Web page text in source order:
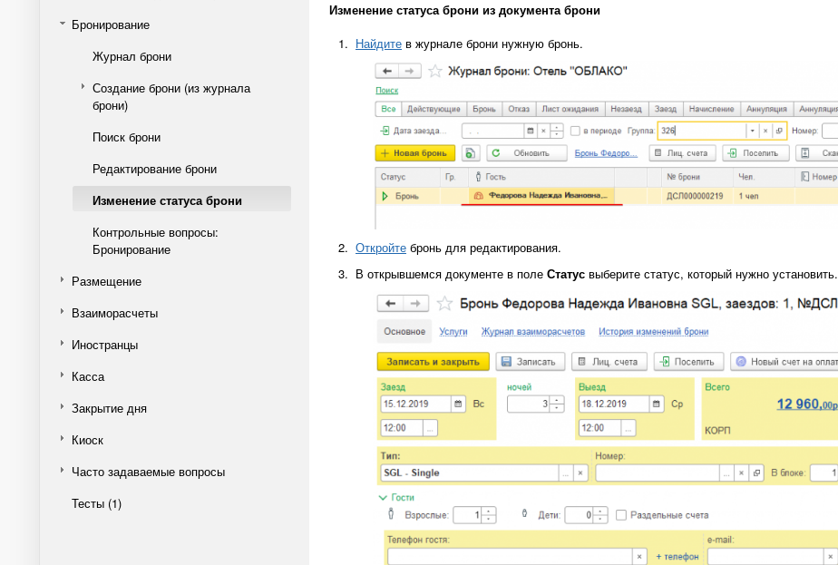
Бронирование
Журнал брони
Создание брони (из журнала
брони)
Поиск брони
Редактирование брони
Изменение статуса брони
Контрольные вопросы:
Бронирование
Размещение
Взаиморасчеты
Иностранцы
Касса
Закрытие дня
Киоск
Часто задаваемые вопросы
Тесты (1)
Изменение статуса брони из документа брони
1. Найдите в журнале брони нужную бронь.
2. Откройте бронь для редактирования.
3. В открывшемся документе в поле Статус выберите статус, который нужно установить.